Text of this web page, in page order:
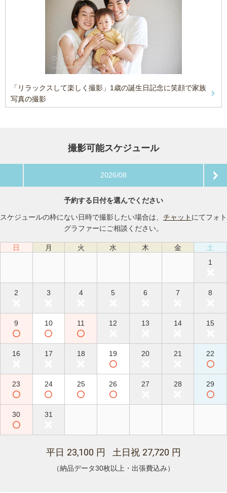
「リラックスして楽しく撮影」1歳の誕生日記念に笑顔で家族
写真の撮影
撮影可能スケジュール
2026/08
予約する日付を選んでください
スケジュールの枠にない日時で撮影したい場合は、 チャット にてフォト
グラファーにご相談ください。
日 月 火 水 木 金
土
1
2 3 4 5 6 7 8
9 10 11 12 13 14 15
16 17 18 19 20 21 22
23 24 25 26 27 28 29
30 31
平日 23,100 円 土日祝 27,720 円
（納品データ30枚以上・出張費込み）